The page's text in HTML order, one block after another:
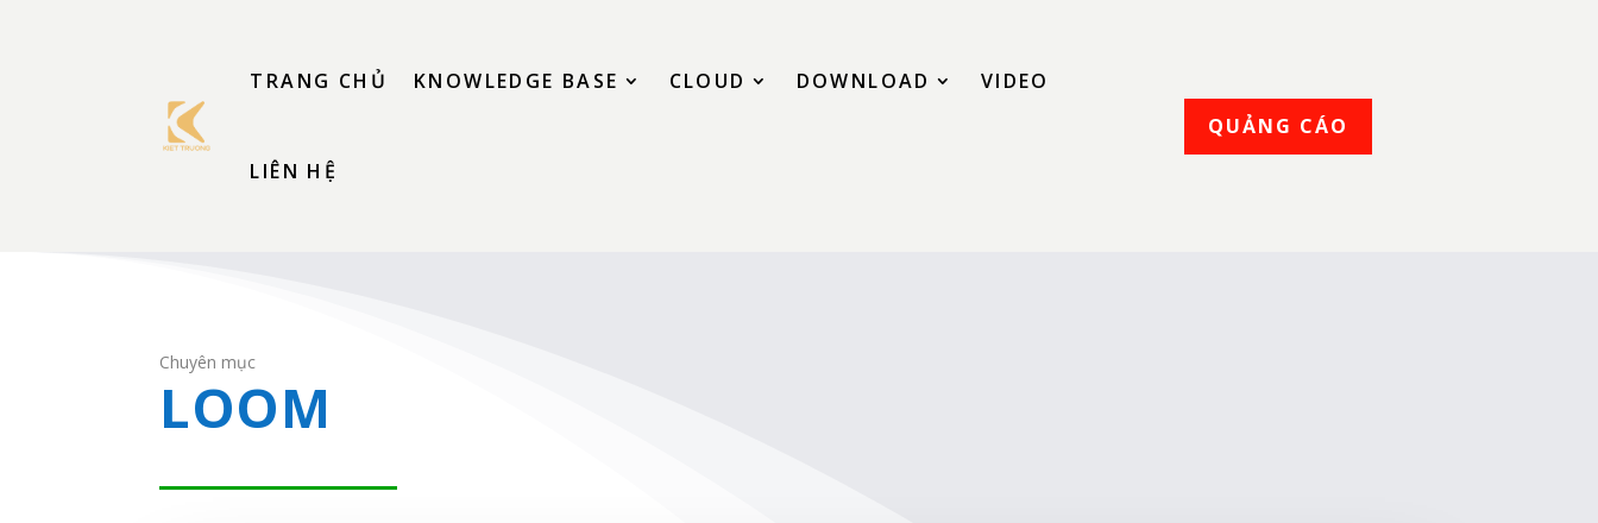
TRANG CHỦ KNOWLEDGE BASE CLOUD DOWNLOAD VIDEO
LIÊN HỆ
QUẢNG CÁO
Chuyên mục
LOOM